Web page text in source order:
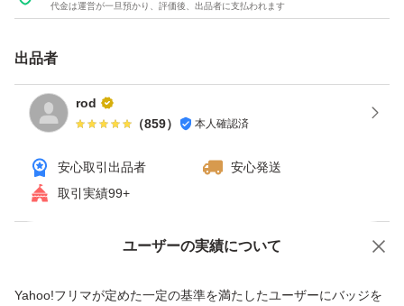
代金は運営が一旦預かり、評価後、出品者に支払われます
出品者
rod
（859） 本人確認済
安心取引出品者
安心発送
取引実績99+
ユーザーの実績について
Yahoo!フリマが定めた一定の基準を満たしたユーザーにバッジを
価格の相談 商品への質問